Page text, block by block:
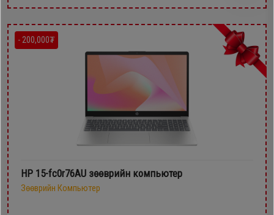
- 200,000₮
HP 15-fc0r76AU зөөврийн компьютер
Зөөврийн Компьютер